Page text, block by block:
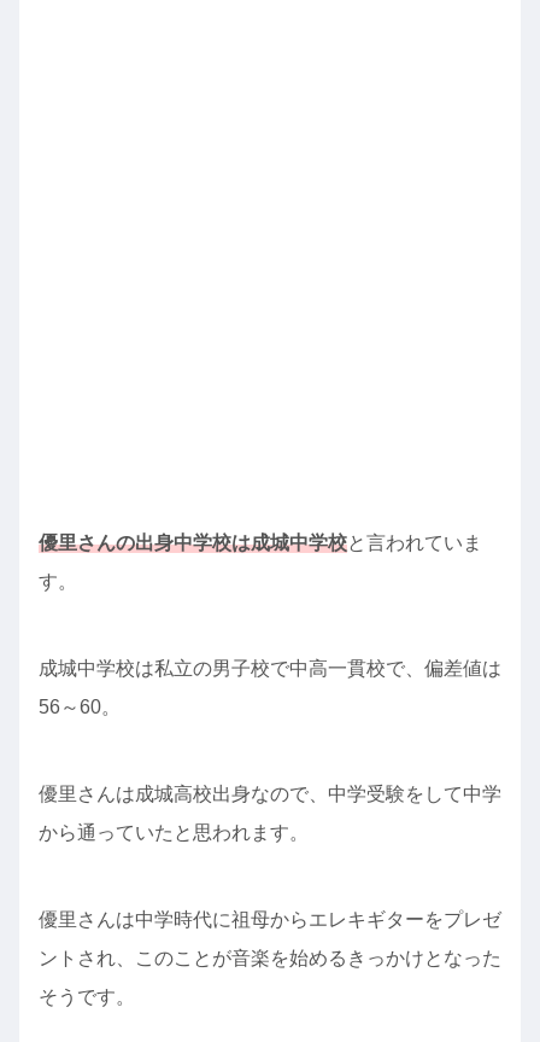
優里さんの出身中学校は成城中学校と言われていま
す。
成城中学校は私立の男子校で中高一貫校で、偏差値は
56～60。
優里さんは成城高校出身なので、中学受験をして中学
から通っていたと思われます。
優里さんは中学時代に祖母からエレキギターをプレゼ
ントされ、このことが音楽を始めるきっかけとなった
そうです。